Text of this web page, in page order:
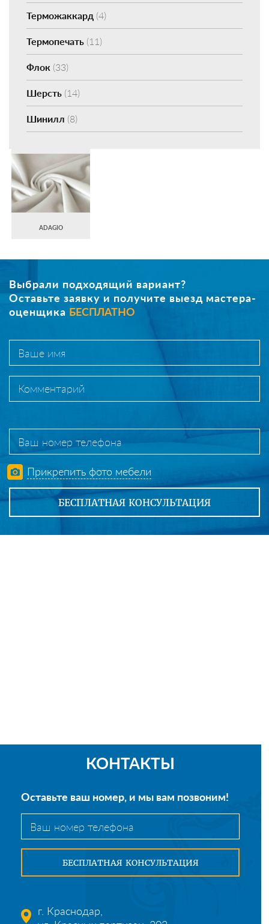
Терможаккард (4)
Термопечать (11)
Флок (33)
Шерсть (14)
Шинилл (8)
ADAGIO
Выбрали подходящий вариант?
Оставьте заявку и получите выезд мастера-
оценщика БЕСПЛАТНО
Прикрепить фото мебели
КОНТАКТЫ
Оставьте ваш номер, и мы вам позвоним!
г. Краснодар,